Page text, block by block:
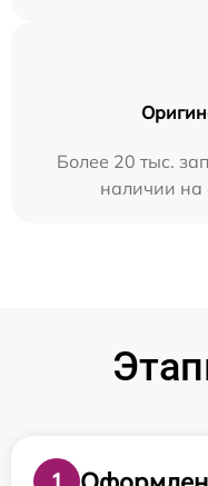
Более 20 тыс.
наличии на